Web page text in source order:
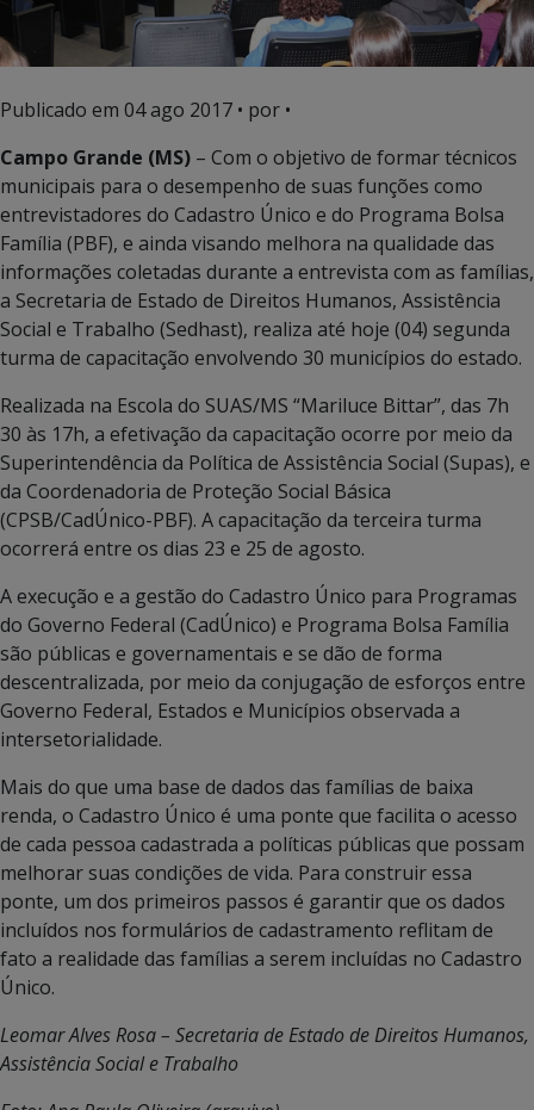
Publicado em 04 ago 2017 • por •
Campo Grande (MS) – Com o objetivo de formar técnicos
municipais para o desempenho de suas funções como
entrevistadores do Cadastro Único e do Programa Bolsa
Família (PBF), e ainda visando melhora na qualidade das
informações coletadas durante a entrevista com as famílias,
a Secretaria de Estado de Direitos Humanos, Assistência
Social e Trabalho (Sedhast), realiza até hoje (04) segunda
turma de capacitação envolvendo 30 municípios do estado.
Realizada na Escola do SUAS/MS “Mariluce Bittar”, das 7h
30 às 17h, a efetivação da capacitação ocorre por meio da
Superintendência da Política de Assistência Social (Supas), e
da Coordenadoria de Proteção Social Básica
(CPSB/CadÚnico-PBF). A capacitação da terceira turma
ocorrerá entre os dias 23 e 25 de agosto.
A execução e a gestão do Cadastro Único para Programas
do Governo Federal (CadÚnico) e Programa Bolsa Família
são públicas e governamentais e se dão de forma
descentralizada, por meio da conjugação de esforços entre
Governo Federal, Estados e Municípios observada a
intersetorialidade.
Mais do que uma base de dados das famílias de baixa
renda, o Cadastro Único é uma ponte que facilita o acesso
de cada pessoa cadastrada a políticas públicas que possam
melhorar suas condições de vida. Para construir essa
ponte, um dos primeiros passos é garantir que os dados
incluídos nos formulários de cadastramento reflitam de
fato a realidade das famílias a serem incluídas no Cadastro
Único.
Leomar Alves Rosa – Secretaria de Estado de Direitos Humanos,
Assistência Social e Trabalho